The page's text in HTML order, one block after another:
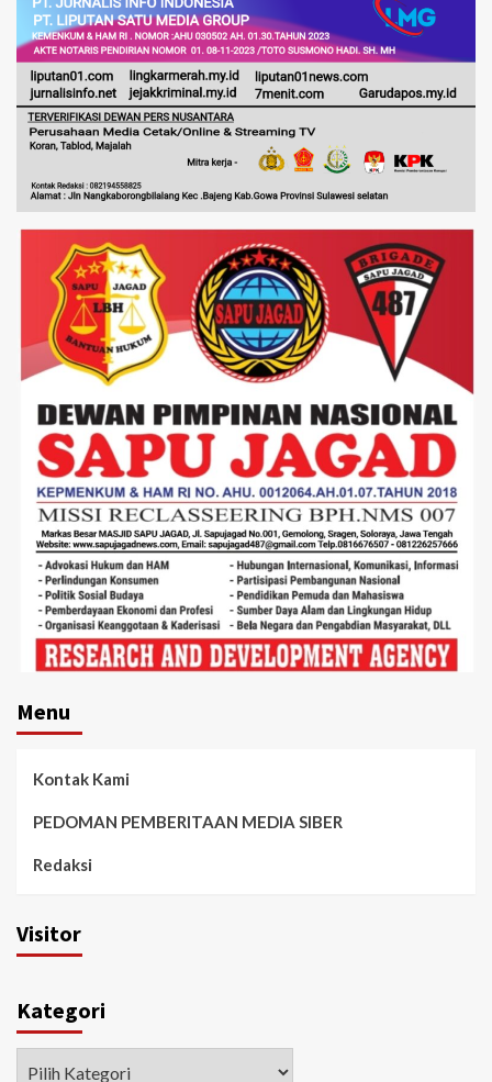
Menu
Kontak Kami
PEDOMAN PEMBERITAAN MEDIA SIBER
Redaksi
Visitor
Kategori